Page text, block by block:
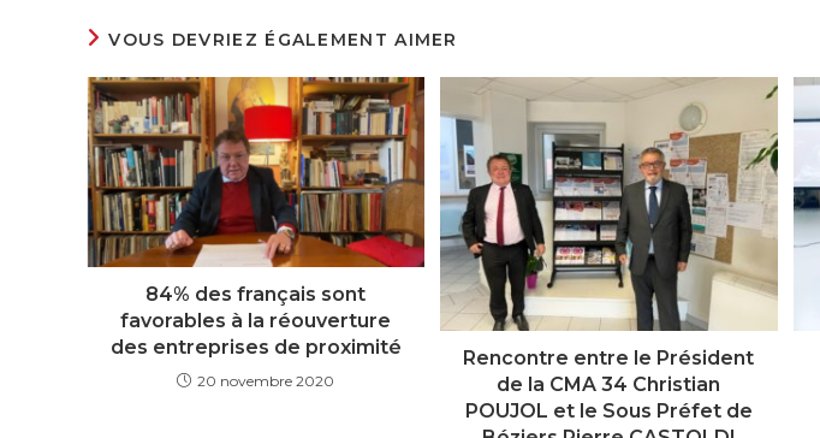
VOUS DEVRIEZ ÉGALEMENT AIMER
84% des français sont
favorables à la réouverture
des entreprises de proximité
20 novembre 2020
Rencontre entre le Président
de la CMA 34 Christian
POUJOL et le Sous Préfet de